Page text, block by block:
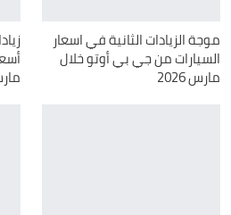
موجة الزيادات الثانية في اسعار
السيارات من جي بي أوتو خلال
مارس 2026 مارس